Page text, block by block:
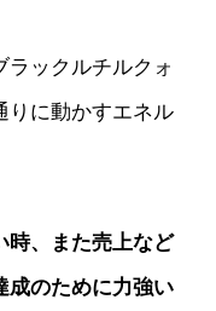
ラックルチルクォ
りに動かすエネル
時、また売上など
成のために力強い